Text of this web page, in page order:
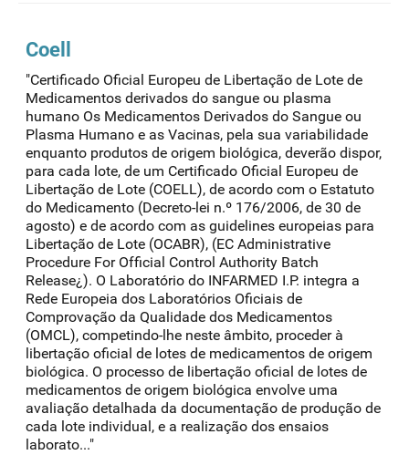
Coell
"Certificado Oficial Europeu de Libertação de Lote de
Medicamentos derivados do sangue ou plasma
humano Os Medicamentos Derivados do Sangue ou
Plasma Humano e as Vacinas, pela sua variabilidade
enquanto produtos de origem biológica, deverão dispor,
para cada lote, de um Certificado Oficial Europeu de
Libertação de Lote (COELL), de acordo com o Estatuto
do Medicamento (Decreto-lei n.º 176/2006, de 30 de
agosto) e de acordo com as guidelines europeias para
Libertação de Lote (OCABR), (EC Administrative
Procedure For Official Control Authority Batch
Release¿). O Laboratório do INFARMED I.P. integra a
Rede Europeia dos Laboratórios Oficiais de
Comprovação da Qualidade dos Medicamentos
(OMCL), competindo-lhe neste âmbito, proceder à
libertação oficial de lotes de medicamentos de origem
biológica. O processo de libertação oficial de lotes de
medicamentos de origem biológica envolve uma
avaliação detalhada da documentação de produção de
cada lote individual, e a realização dos ensaios
laborato..."